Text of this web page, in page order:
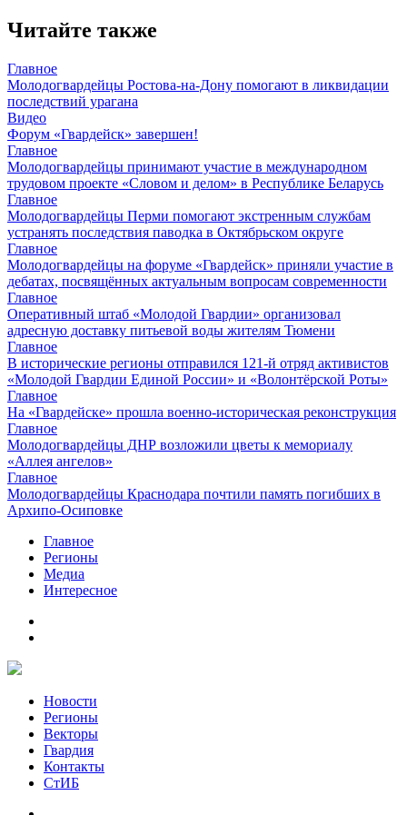
Читайте также
Главное
Молодогвардейцы Ростова-на-Дону помогают в ликвидации
последствий урагана
Видео
Форум «Гвардейск» завершен!
Главное
Молодогвардейцы принимают участие в международном
трудовом проекте «Словом и делом» в Республике Беларусь
Главное
Молодогвардейцы Перми помогают экстренным службам
устранять последствия паводка в Октябрьском округе
Главное
Молодогвардейцы на форуме «Гвардейск» приняли участие в
дебатах, посвящённых актуальным вопросам современности
Главное
Оперативный штаб «Молодой Гвардии» организовал
адресную доставку питьевой воды жителям Тюмени
Главное
В исторические регионы отправился 121-й отряд активистов
«Молодой Гвардии Единой России» и «Волонтёрской Роты»
Главное
На «Гвардейске» прошла военно-историческая реконструкция
Главное
Молодогвардейцы ДНР возложили цветы к мемориалу
«Аллея ангелов»
Главное
Молодогвардейцы Краснодара почтили память погибших в
Архипо-Осиповке
Главное
Регионы
Медиа
Интересное
Новости
Регионы
Векторы
Гвардия
Контакты
СтИБ